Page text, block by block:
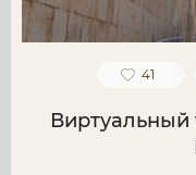
41
Виртуальный